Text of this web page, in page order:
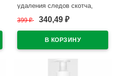
удаления следов скотча,
жвачки, резины, клея Formula
арт.142-05
399₽ 340,49 ₽